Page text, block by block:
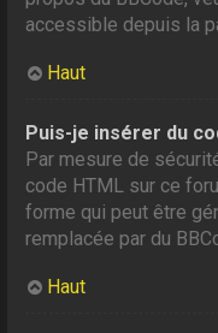
accessible depuis la
Haut
Puis-je insérer du
Par mesure de
code HTML sur ce
forme qui peut être
remplacée par du
Haut